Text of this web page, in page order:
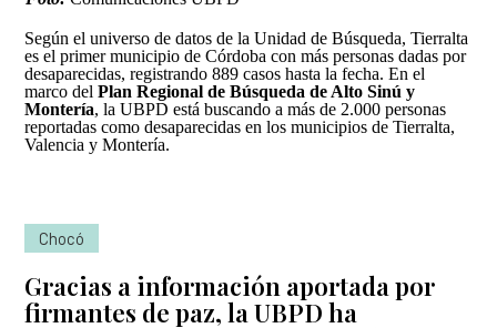
Según el universo de datos de la Unidad de Búsqueda, Tierralta
es el primer municipio de Córdoba con más personas dadas por
desaparecidas, registrando 889 casos hasta la fecha. En el
marco delPlan Regional de Búsqueda de Alto Sinú y
Montería, la UBPD está buscando a más de 2.000 personas
reportadas como desaparecidas en los municipios de Tierralta,
Valencia y Montería.
Chocó
Gracias a información aportada por
firmantes de paz, la UBPD ha